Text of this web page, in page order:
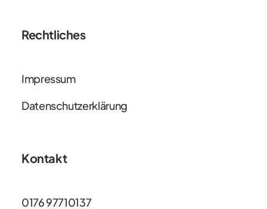
Rechtliches
Impressum
Datenschutzerklärung
Kontakt
0176 97710137